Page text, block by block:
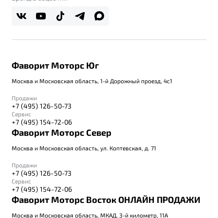
Фаворит Моторс Юг
Москва и Московская область, 1-й Дорожный проезд, 4с1
Продажи
+7 (495) 126-50-73
Сервис
+7 (495) 154-72-06
Фаворит Моторс Север
Москва и Московская область, ул. Коптевская, д. 71
Продажи
+7 (495) 126-50-73
Сервис
+7 (495) 154-72-06
Фаворит Моторс Восток ОНЛАЙН ПРОДАЖИ
Москва и Московская область, МКАД, 3-й километр, 11А